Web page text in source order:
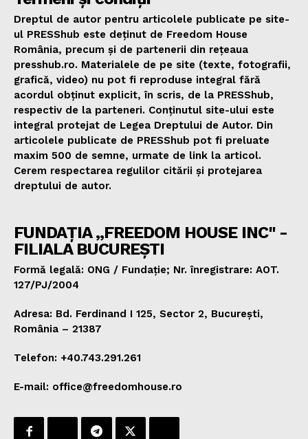
Dreptul de autor pentru articolele publicate pe site-
ul PRESShub este deținut de Freedom House
România, precum și de partenerii din rețeaua
presshub.ro. Materialele de pe site (texte, fotografii,
grafică, video) nu pot fi reproduse integral fără
acordul obținut explicit, în scris, de la PRESShub,
respectiv de la parteneri. Conținutul site-ului este
integral protejat de Legea Dreptului de Autor. Din
articolele publicate de PRESShub pot fi preluate
maxim 500 de semne, urmate de link la articol.
Cerem respectarea regulilor citării și protejarea
dreptului de autor.
FUNDAȚIA „FREEDOM HOUSE INC" -
FILIALA BUCUREȘTI
Formă legală: ONG / Fundație; Nr. înregistrare: AOT.
127/PJ/2004
Adresa: Bd. Ferdinand I 125, Sector 2, București,
România – 21387
Telefon: +40.743.291.261
E-mail: office@freedomhouse.ro